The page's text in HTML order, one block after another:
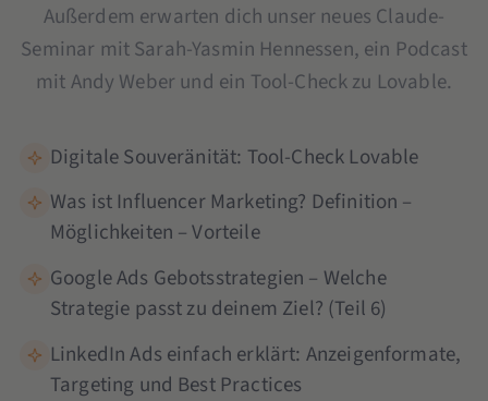
Außerdem erwarten dich unser neues Claude-
Seminar mit Sarah-Yasmin Hennessen, ein Podcast
mit Andy Weber und ein Tool-Check zu Lovable.
Digitale Souveränität: Tool-Check Lovable
Was ist Influencer Marketing? Definition –
Möglichkeiten – Vorteile
Google Ads Gebotsstrategien – Welche
Strategie passt zu deinem Ziel? (Teil 6)
LinkedIn Ads einfach erklärt: Anzeigenformate,
Targeting und Best Practices